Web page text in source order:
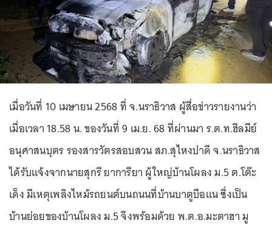
เมื่อวันที่ 10 เมษายน 2568 ที่ จ.นราธิวาส ผู้สื่อข่าวรายงานว่า
เมื่อเวลา 18.58 น. ของวันที่ 9 เม.ย. 68 ที่ผ่านมา ร.ต.ท.ฮีลมีย์
อนุศาสนบุตร รองสารวัตรสอบสวน สภ.สุไหงปาดี จ.นราธิวาส
ได้รับแจ้งจากนายสุกรี ยาการียา ผู้ใหญ่บ้านโผลง ม.5 ต.โต๊ะ
เด็ง มีเหตุเพลิงไหม้รถยนต์บนถนนที่บ้านบาตูบือแน ซึ่งเป็น
บ้านย่อยของบ้านโผลง ม.5 จึงพร้อมด้วย พ.ต.อ.มะตาฮา มู